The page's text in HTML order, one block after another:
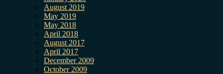
August 2019
May 2019
May 2018
April 2018
August 2017
April 2017
December 2009
October 2009